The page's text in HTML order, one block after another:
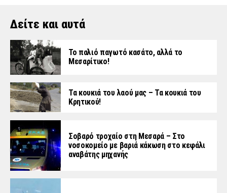
Δείτε και αυτά
Το παλιό παγωτό κασάτο, αλλά το
Μεσαρίτικο!
Τα κουκιά του λαού μας – Τα κουκιά του
Κρητικού!
Σοβαρό τροχαίο στη Μεσαρά – Στο
νοσοκομείο με βαριά κάκωση στο κεφάλι
αναβάτης μηχανής